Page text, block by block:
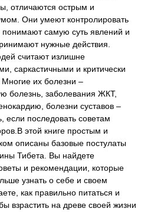
отличаются острым и
Они умеют контролировать
самую суть явлений и
нужные действия.
считают излишне
саркастичными и критически
их болезни –
болезнь, заболевания ЖКТ,
болезни суставов –
если последовать советам
этой книге простым и
описаны базовые постулаты
Тибета. Вы найдете
и рекомендации, которые
узнать о себе и своем
как правильно питаться и
взрастить на древе своей жизни